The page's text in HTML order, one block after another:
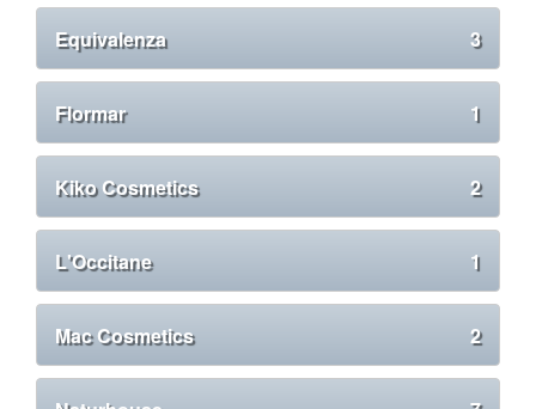
Equivalenza 3
Flormar 1
Kiko Cosmetics 2
L'Occitane 1
Mac Cosmetics 2